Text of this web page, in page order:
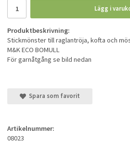
Lägg i
Produktbeskrivning:
Stickmönster till raglantröja, kofta och
M&K ECO BOMULL
För garnåtgång se bild nedan
Spara som favorit
Artikelnummer:
08023